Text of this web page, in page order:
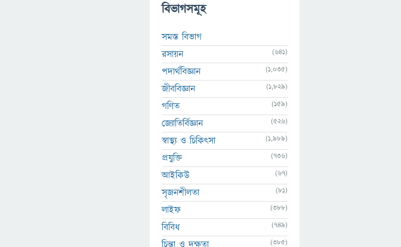
বিভাগসমূহ
সমস্ত বিভাগ
রসায়ন
(641)
পদার্থবিজ্ঞান (1,035)
জীববিজ্ঞান (1,829)
গণিত (159)
জ্যোতির্বিজ্ঞান (526)
স্বাস্থ্য ও চিকিৎসা (1,989)
প্রযুক্তি (736)
আইকিউ (67)
সৃজনশীলতা (81)
লাইফ (388)
বিবিধ (749)
চিন্তা ও দক্ষতা (385)